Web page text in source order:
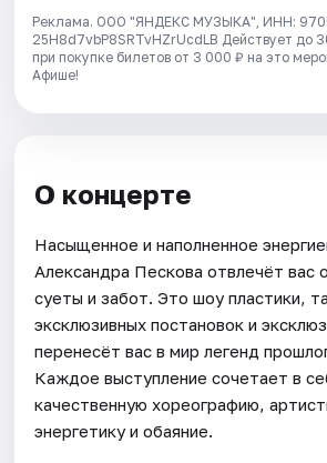
Реклама. ООО "ЯНДЕКС МУЗЫКА", ИНН:
25H8d7vbP8SRTvHZrUcdLB Действует до
при покупке билетов от 3 000 ₽ на это
Афише!
О концерте
Насыщенное и наполненное
Александра Пескова отвлечёт вас
суеты и забот. Это шоу пластики,
эксклюзивных постановок и
перенесёт вас в мир легенд
Каждое выступление сочетает в
качественную хореографию,
энергетику и обаяние.